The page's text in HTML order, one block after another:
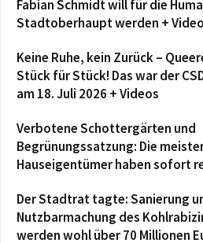
Fabian Schmidt will für die
Stadtoberhaupt werden + Video
Keine Ruhe, kein Zurück –
Stück für Stück! Das war der
am 18. Juli 2026 + Videos
Verbotene Schottergärten und
Begrünungssatzung: Die
Hauseigentümer haben sofort
Der Stadtrat tagte: Sanierung
Nutzbarmachung des
werden wohl über 70 Millionen